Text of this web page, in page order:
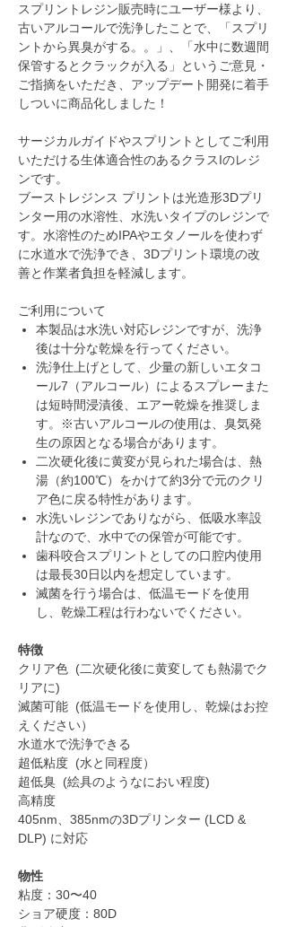
スプリントレジン販売時にユーザー様より、
古いアルコールで洗浄したことで、「スプリ
ントから異臭がする。。」、「水中に数週間
保管するとクラックが入る」というご意見・
ご指摘をいただき、アップデート開発に着手
しついに商品化しました！
サージカルガイドやスプリントとしてご利用
いただける生体適合性のあるクラスIのレジ
ンです。
ブーストレジンス プリントは光造形3Dプリ
ンター用の水溶性、水洗いタイプのレジンで
す。水溶性のためIPAやエタノールを使わず
に水道水で洗浄でき、3Dプリント環境の改
善と作業者負担を軽減します。
ご利用について
本製品は水洗い対応レジンですが、洗浄
後は十分な乾燥を行ってください。
洗浄仕上げとして、少量の新しいエタコ
ール7（アルコール）によるスプレーまた
は短時間浸漬後、エアー乾燥を推奨しま
す。※古いアルコールの使用は、臭気発
生の原因となる場合があります。
二次硬化後に黄変が見られた場合は、熱
湯（約100℃）をかけて約3分で元のクリ
ア色に戻る特性があります。
水洗いレジンでありながら、低吸水率設
計なので、水中での保管が可能です。
歯科咬合スプリントとしての口腔内使用
は最長30日以内を想定しています。
滅菌を行う場合は、低温モードを使用
し、乾燥工程は行わないでください。
特徴
クリア色 (二次硬化後に黄変しても熱湯でク
リアに)
滅菌可能 (低温モードを使用し、乾燥はお控
えください）
水道水で洗浄できる
超低粘度 (水と同程度）
超低臭 (絵具のようなにおい程度)
高精度
405nm、385nmの3Dプリンター (LCD &
DLP) に対応
物性
粘度：30〜40
ショア硬度：80D